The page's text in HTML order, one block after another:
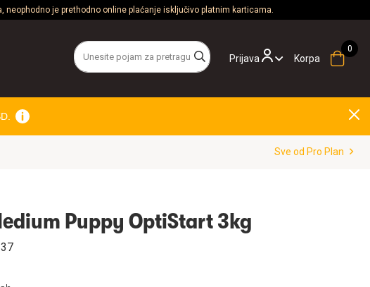
je prethodno online plaćanje isključivo platnim karticama.
Prijava Korpa
Sve od Pro Plan
Puppy OptiStart 3kg